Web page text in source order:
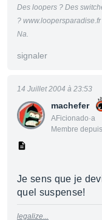
Des loopers ? Des
? www.loopersparadise.fr
Na.
signaler
machefer
AFicionado·a
Membre
14 Juillet 2004 à 23:53
Je sens que je
quel suspense!
legalize...